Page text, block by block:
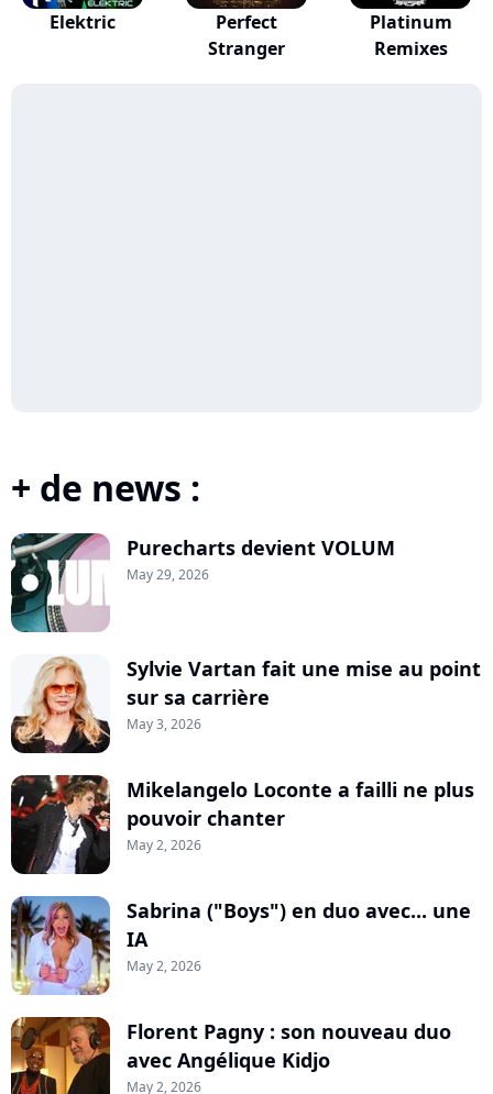
Elektric
Perfect
Stranger
Platinum
Remixes
+ de news :
Purecharts devient VOLUM
May 29, 2026
Sylvie Vartan fait une mise au point
sur sa carrière
May 3, 2026
Mikelangelo Loconte a failli ne plus
pouvoir chanter
May 2, 2026
Sabrina ("Boys") en duo avec... une
IA
May 2, 2026
Florent Pagny : son nouveau duo
avec Angélique Kidjo
May 2, 2026